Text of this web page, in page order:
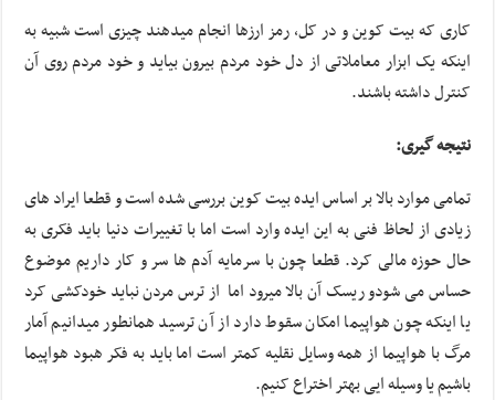
کاری که بیت کوین و در کل، رمز ارزها انجام میدهند چیزی است شبیه به
اینکه یک ابزار معاملاتی از دل خود مردم بیرون بیاید و خود مردم روی آن
کنترل داشته باشند.
نتیجه گیری:
تمامی موارد بالا بر اساس ایده بیت کوین بررسی شده است و قطعا ایراد های
زیادی از لحاظ فنی به این ایده وارد است اما با تغییرات دنیا باید فکری به
حال حوزه مالی کرد. قطعا چون با سرمایه آدم ها سر و کار داریم موضوع
حساس می شودو ریسک آن بالا میرود اما از ترس مردن نباید خودکشی کرد
یا اینکه چون هواپیما امکان سقوط دارد از آن ترسید همانطور میدانیم آمار
مرگ با هواپیما از همه وسایل نقلیه کمتر است اما باید به فکر هبود هواپیما
باشیم یا وسیله ایی بهتر اختراع کنیم.